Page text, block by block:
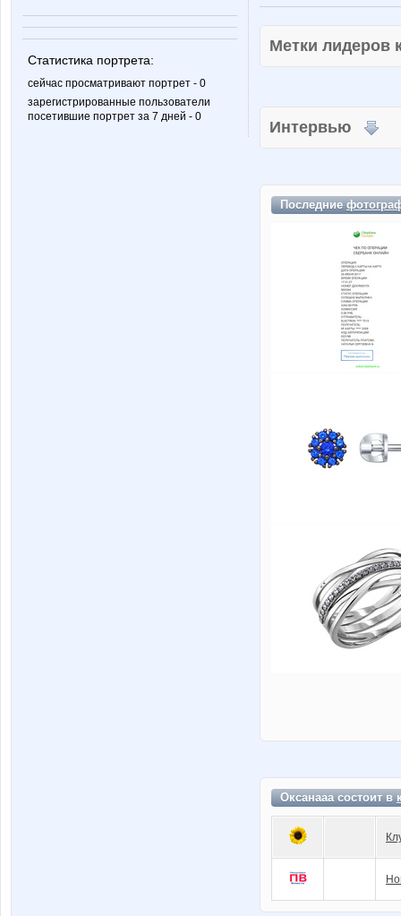
Статистика портрета:
сейчас просматривают портрет - 0
зарегистрированные пользователи
посетившие портрет за 7 дней - 0
Метки
Интервью
Последние
Оксанааа состоит в